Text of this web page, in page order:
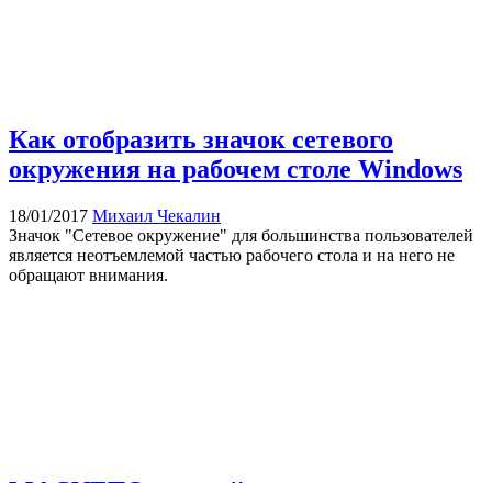
Как отобразить значок сетевого
окружения на рабочем столе Windows
18/01/2017 Михаил Чекалин
Значок "Сетевое окружение" для большинства пользователей
является неотъемлемой частью рабочего стола и на него не
обращают внимания.